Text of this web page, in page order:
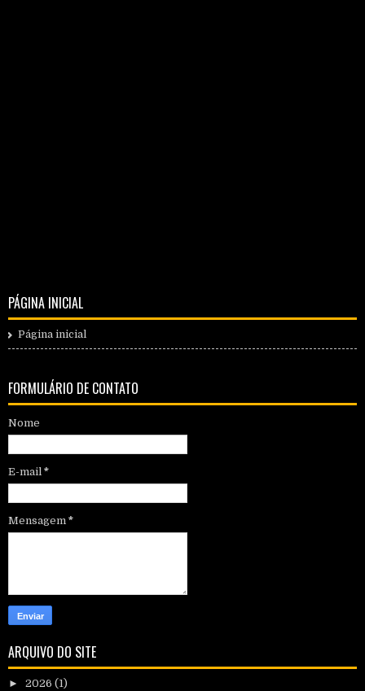
PÁGINA INICIAL
Página inicial
FORMULÁRIO DE CONTATO
Nome
E-mail *
Mensagem *
ARQUIVO DO SITE
► 2026 (1)